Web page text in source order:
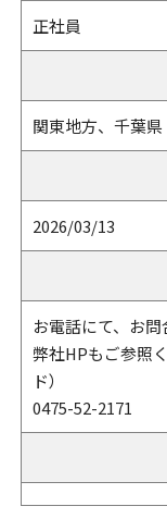
正社員
関東地方、千葉県
2026/03/13
お電話にて、お問
弊社HPもご参照
ド）
0475-52-2171